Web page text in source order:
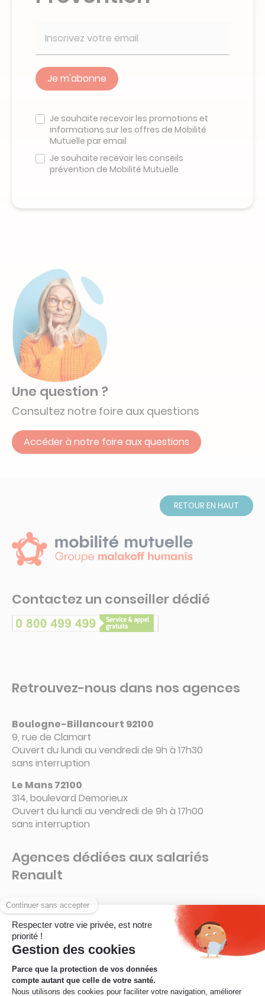
pas
remplir
champ
Je souhaite recevoir les promotions et
informations sur les offres de Mobilité
Mutuelle par email
Je souhaite recevoir les conseils
prévention de Mobilité Mutuelle
Une question ?
Consultez notre foire aux questions
Accéder à notre foire aux questions
Contactez un conseiller dédié
Retrouvez-nous dans nos agences
Boulogne-Billancourt 92100
9, rue de Clamart
Ouvert du lundi au vendredi de 9h à 17h30
sans interruption
Le Mans 72100
314, boulevard Demorieux
Ouvert du lundi au vendredi de 9h à 17h00
sans interruption
Agences dédiées aux salariés
Renault
Guyancourt – 78280
La Ruche – Connecteur 6 A
Ouvert de 8h à 16h15
sans interruption
RETOUR EN HAUT